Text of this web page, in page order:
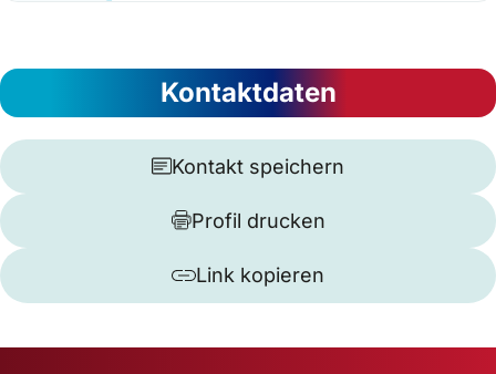
Kontaktdaten
Kontakt speichern
Profil drucken
Link kopieren